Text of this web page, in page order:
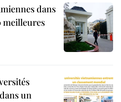
dans
meilleures
un